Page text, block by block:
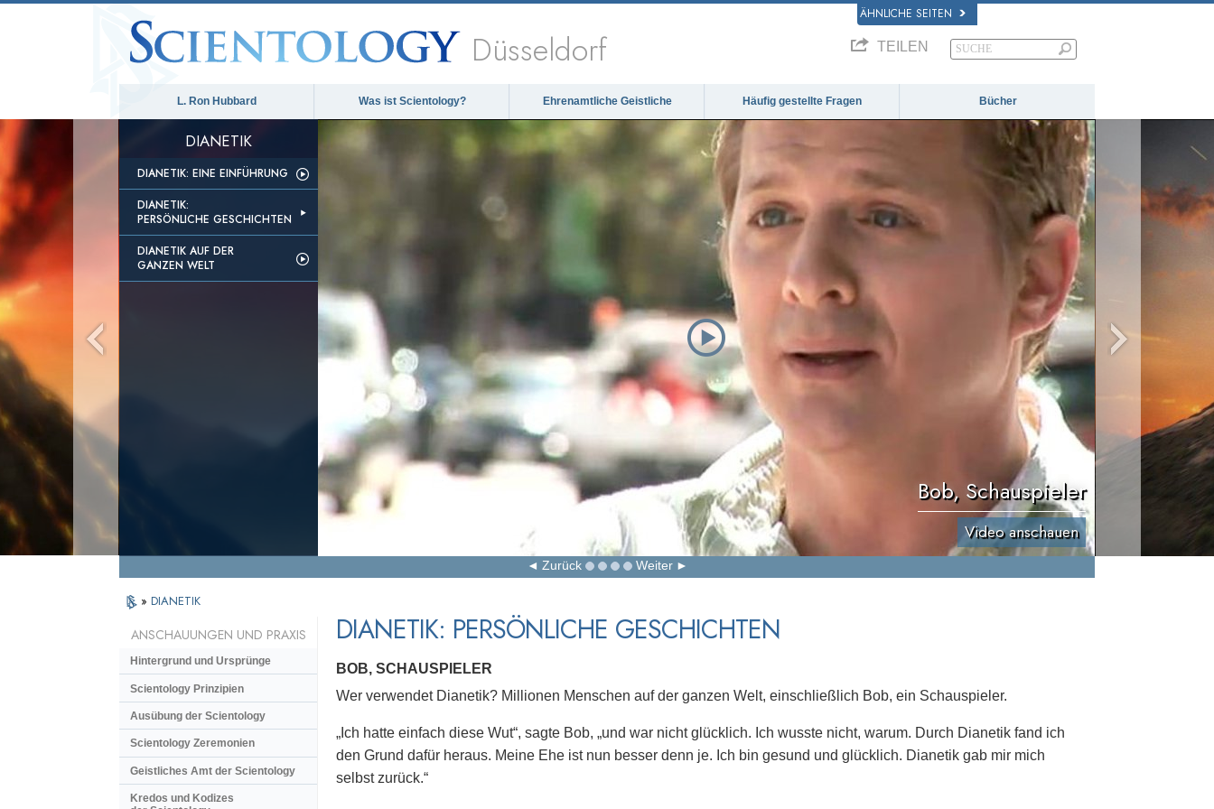
ÄHNLICHE SEITEN
Düsseldorf TEILEN
L. Ron Hubbard Was ist Scientology? Ehrenamtliche Geistliche Häufig gestellte Fragen Bücher
DIANETIK
DIANETIK: EINE EINFÜHRUNG
DIANETIK:
PERSÖNLICHE GESCHICHTEN
DIANETIK AUF DER
GANZEN WELT
Bob, Schauspieler
Video anschauen
Zurück Weiter
» DIANETIK
DIANETIK: PERSÖNLICHE GESCHICHTEN
BOB, SCHAUSPIELER
Wer verwendet Dianetik? Millionen Menschen auf der ganzen Welt, einschließlich Bob, ein Schauspieler.
„Ich hatte einfach diese Wut“, sagte Bob, „und war nicht glücklich. Ich wusste nicht, warum. Durch Dianetik fand ich
den Grund dafür heraus. Meine Ehe ist nun besser denn je. Ich bin gesund und glücklich. Dianetik gab mir mich
selbst zurück.“
ANSCHAUUNGEN UND PRAXIS
Hintergrund und Ursprünge
Scientology Prinzipien
Ausübung der Scientology
Scientology Zeremonien
Geistliches Amt der Scientology
Kredos und Kodizes